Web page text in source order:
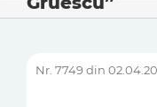
Nr. 7749 din